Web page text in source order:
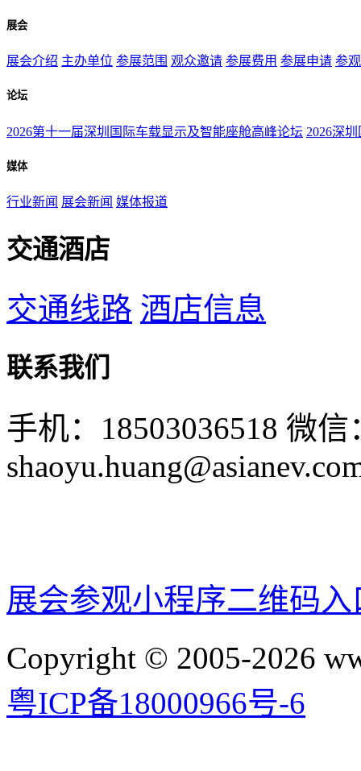
展会
展会介绍 主办单位 参展范围 观众邀请 参展费用 参展申请 参
论坛
2026第十一届深圳国际车载显示及智能座舱高峰论坛 2026深
媒体
行业新闻 展会新闻 媒体报道
交通酒店
交通线路 酒店信息
联系我们
手机：18503036518 微信
展会参观小程序二维码入
Copyright © 2005-2026
粤ICP备18000966号-6